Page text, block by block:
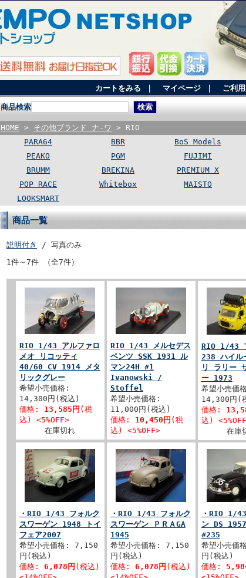
カートをみる マイページ ご利
商品検索
HOME > その他ブランド ナ-ワ
> RIO
PARA64
BBR BoS Models
PEAKO
PGM FUJIMI
BRUMM
BREKINA PREMIUM X
POP RACE
Whitebox MAISTO
LOOKSMART
商品一覧
説明付き
/ 写真のみ
1件～7件 （全7件）
RIO 1/43 アルファロ
メオ リコッティ
40/60 CV 1914 メタ
リックグレー
希望小売価格:
14,300円(税込)
価格: 13,585円 (税
込) <5%OFF>
在庫切れ
RIO 1/43 メルセデス
ベンツ SSK 1931 ル
マン24H #1
Ivanowski /
Stoffel
希望小売価格:
11,000円(税込)
価格: 10,450円 (税
込) <5%OFF>
RIO 1/43
238 ハイル
リ ラリー
ー 1973
希望小売価
14,300円(
価格:
込)
在庫
・RIO 1/43 フォルク
スワーゲン 1948 トイ
フェア2007
希望小売価格: 7,150
円(税込)
価格: 6,078円 (税込)
・RIO 1/43 フォルク
スワーゲン ＰＲＡGA
1945
希望小売価格: 7,150
円(税込)
価格: 6,078円 (税込)
・RIO 1/
ン DS
#235
希望小売
円(税込)
価格: